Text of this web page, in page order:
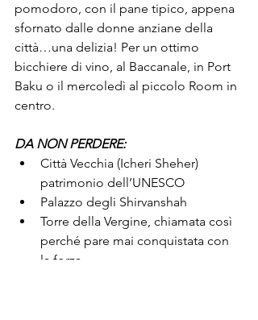
pomodoro, con il pane tipico, appena
sfornato dalle donne anziane della
città…una delizia! Per un ottimo
bicchiere di vino, al Baccanale, in Port
Baku o il mercoledì al piccolo Room in
centro.
DA NON PERDERE:
Città Vecchia (Icheri Sheher)
patrimonio dell’UNESCO
Palazzo degli Shirvanshah
Torre della Vergine, chiamata così
perché pare mai conquistata con
la forza